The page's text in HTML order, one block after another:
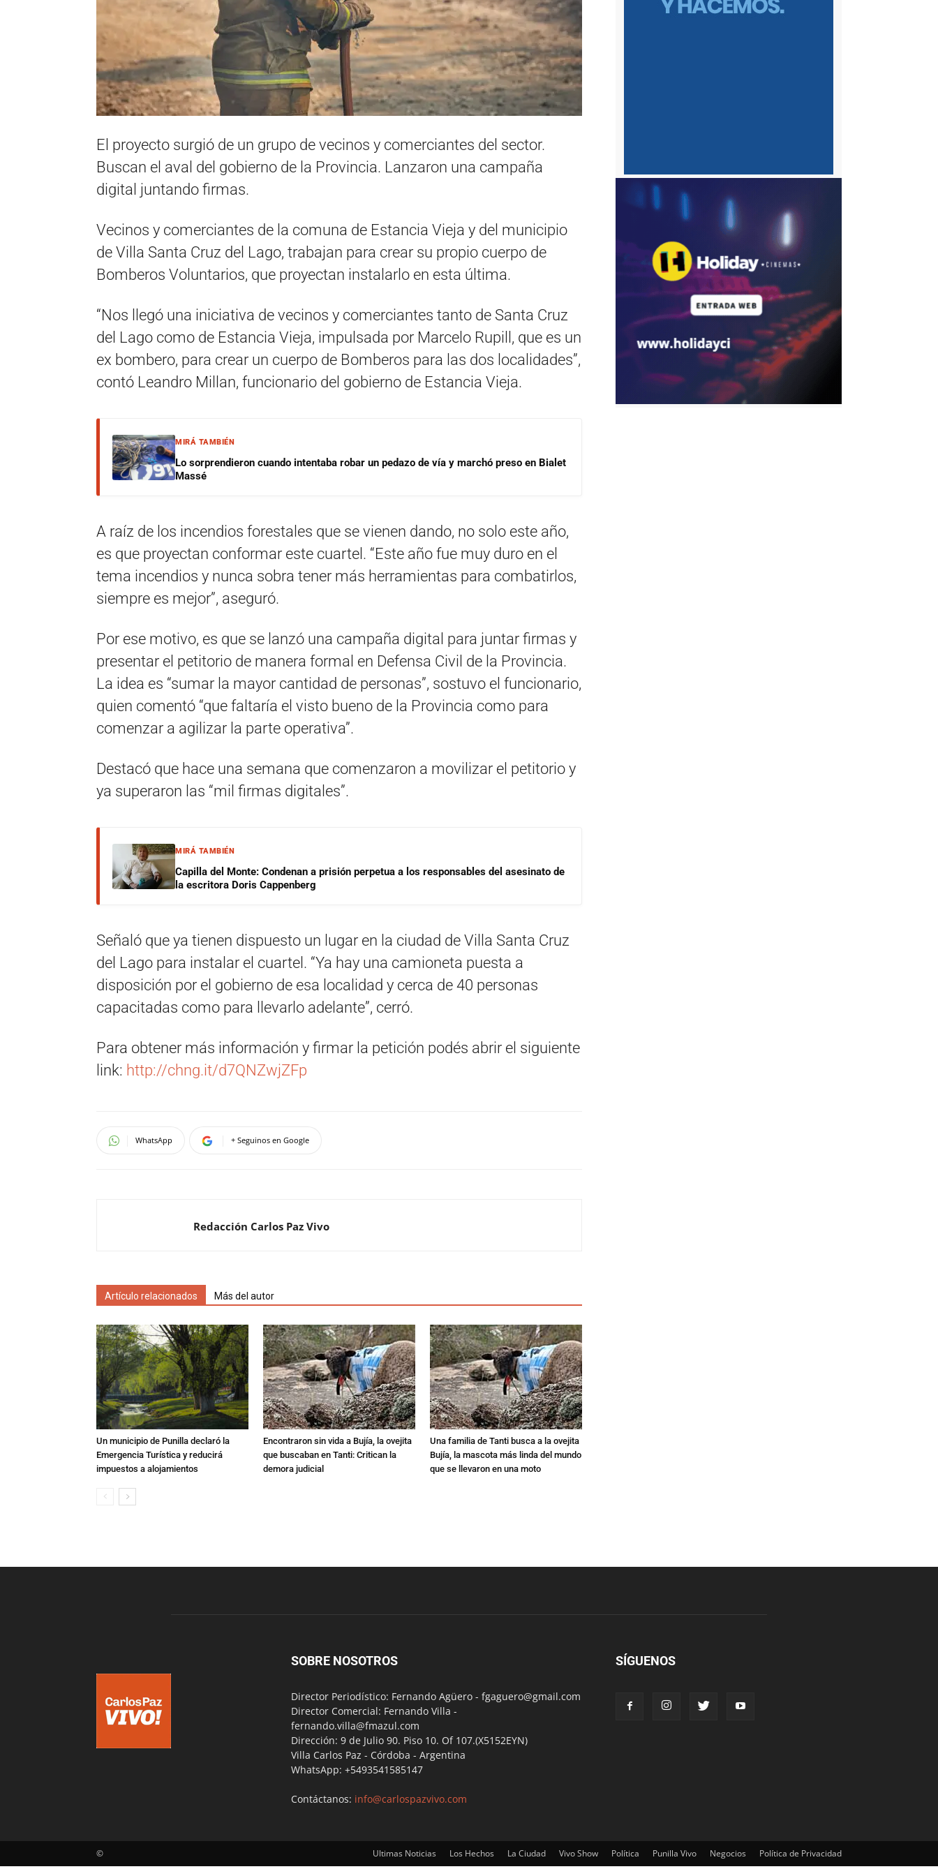
El proyecto surgió de un grupo de vecinos y comerciantes del sector.
Buscan el aval del gobierno de la Provincia. Lanzaron una campaña
digital juntando firmas.
Vecinos y comerciantes de la comuna de Estancia Vieja y del municipio
de Villa Santa Cruz del Lago, trabajan para crear su propio cuerpo de
Bomberos Voluntarios, que proyectan instalarlo en esta última.
“Nos llegó una iniciativa de vecinos y comerciantes tanto de Santa Cruz
del Lago como de Estancia Vieja, impulsada por Marcelo Rupill, que es un
ex bombero, para crear un cuerpo de Bomberos para las dos localidades”,
contó Leandro Millan, funcionario del gobierno de Estancia Vieja.
MIRÁ TAMBIÉN
Lo sorprendieron cuando intentaba robar un pedazo de vía y marchó preso en Bialet
Massé
A raíz de los incendios forestales que se vienen dando, no solo este año,
es que proyectan conformar este cuartel. “Este año fue muy duro en el
tema incendios y nunca sobra tener más herramientas para combatirlos,
siempre es mejor”, aseguró.
Por ese motivo, es que se lanzó una campaña digital para juntar firmas y
presentar el petitorio de manera formal en Defensa Civil de la Provincia.
La idea es “sumar la mayor cantidad de personas”, sostuvo el funcionario,
quien comentó “que faltaría el visto bueno de la Provincia como para
comenzar a agilizar la parte operativa”.
Destacó que hace una semana que comenzaron a movilizar el petitorio y
ya superaron las “mil firmas digitales”.
MIRÁ TAMBIÉN
Capilla del Monte: Condenan a prisión perpetua a los responsables del asesinato de
la escritora Doris Cappenberg
Señaló que ya tienen dispuesto un lugar en la ciudad de Villa Santa Cruz
del Lago para instalar el cuartel. “Ya hay una camioneta puesta a
disposición por el gobierno de esa localidad y cerca de 40 personas
capacitadas como para llevarlo adelante”, cerró.
Para obtener más información y firmar la petición podés abrir el siguiente
link: http://chng.it/d7QNZwjZFp
WhatsApp + Seguinos en Google
Redacción Carlos Paz Vivo
Artículo relacionados Más del autor
Un municipio de Punilla declaró la
Emergencia Turística y reducirá
impuestos a alojamientos
Encontraron sin vida a Bujía, la ovejita
que buscaban en Tanti: Critican la
demora judicial
Una familia de Tanti busca a la ovejita
Bujía, la mascota más linda del mundo
que se llevaron en una moto
SOBRE NOSOTROS
Director Periodístico: Fernando Agüero - fgaguero@gmail.com
Director Comercial: Fernando Villa -
fernando.villa@fmazul.com
Dirección: 9 de Julio 90. Piso 10. Of 107.(X5152EYN)
Villa Carlos Paz - Córdoba - Argentina
WhatsApp: +5493541585147
Contáctanos: info@carlospazvivo.com
SÍGUENOS
Ultimas Noticias Los Hechos La Ciudad Vivo Show Política Punilla Vivo Negocios Política de Privacidad
©